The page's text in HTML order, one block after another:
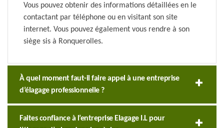
Vous pouvez obtenir des informations détaillées en le
contactant par téléphone ou en visitant son site
internet. Vous pouvez également vous rendre à son
siège sis à Ronquerolles.
À quel moment faut-il faire appel à une entreprise
d’élagage professionnelle ?
Faites confiance à l’entreprise Elagage I.L pour